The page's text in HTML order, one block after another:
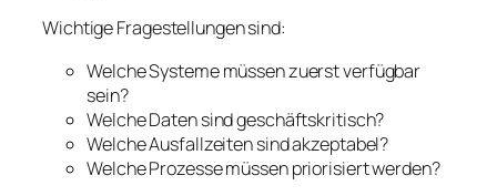
Wichtige Fragestellungen sind:
Welche Systeme müssen zuerst verfügbar
sein?
Welche Daten sind geschäftskritisch?
Welche Ausfallzeiten sind akzeptabel?
Welche Prozesse müssen priorisiert werden?